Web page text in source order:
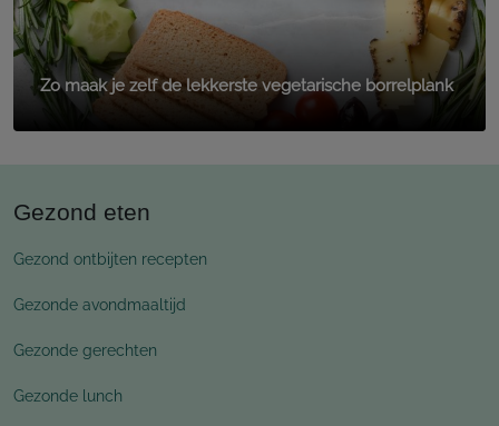
Zo maak je zelf de lekkerste vegetarische borrelplank
Gezond eten
Gezond ontbijten recepten
Gezonde avondmaaltijd
Gezonde gerechten
Gezonde lunch